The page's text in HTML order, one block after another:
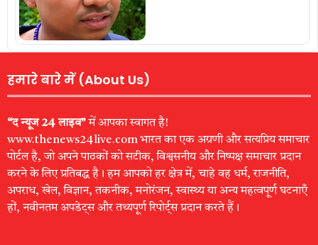
हमारे बारे में (About Us)
“द न्यूज 24 लाइव”में आपका स्वागत है!
www.thenews24live.com भारत का एक अग्रणी और सत्यप्रिय समाचार
पोर्टल है, जो अपने पाठकों को सटीक, विश्वसनीय और निष्पक्ष समाचार प्रदान
करने के लिए प्रतिबद्ध है। हम आपको हर क्षेत्र में, चाहे वह धर्म, राजनीति,
अपराध, खेल, विज्ञान, तकनीक, मनोरंजन, स्वास्थ्य या अन्य महत्वपूर्ण घटनाएँ
हों, नवीनतम अपडेट्स और तथ्यपूर्ण रिपोर्ट्स प्रदान करते हैं।